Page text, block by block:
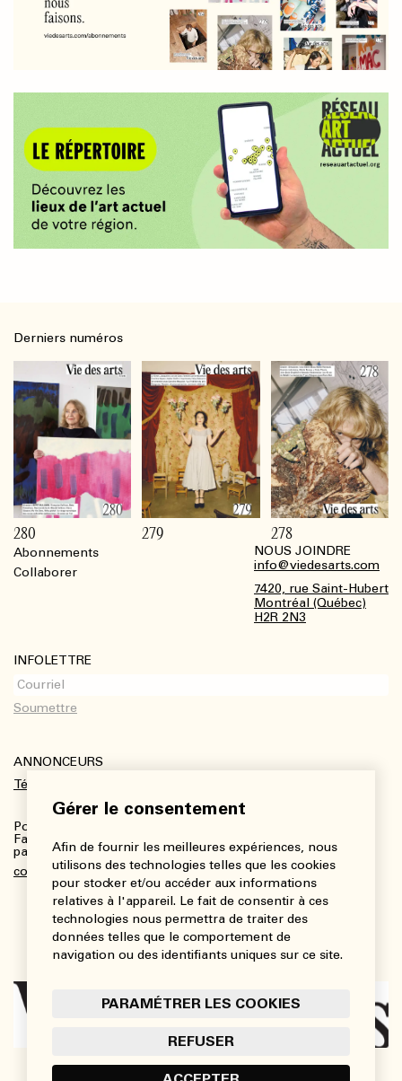
Gérer le consentement
Afin de fournir les meilleures expériences, nous
utilisons des technologies telles que les cookies
pour stocker et/ou accéder aux informations
relatives à l'appareil. Le fait de consentir à ces
technologies nous permettra de traiter des
données telles que le comportement de
navigation ou des identifiants uniques sur ce site.
PARAMÉTRER LES COOKIES
REFUSER
Abonnements
Collaborer
NOUS JOINDRE
info@viedesarts.com
7420, rue Saint-Hubert
Montréal (Québec)
H2R 2N3
INFOLETTRE
ANNONCEURS
Télécharger le kit média
Pour plus de renseignements :
Fanny Charbonneau, Responsable des communications,
partenariats et publicités
communications@viedesarts.com
Derniers numéros
280 279 278